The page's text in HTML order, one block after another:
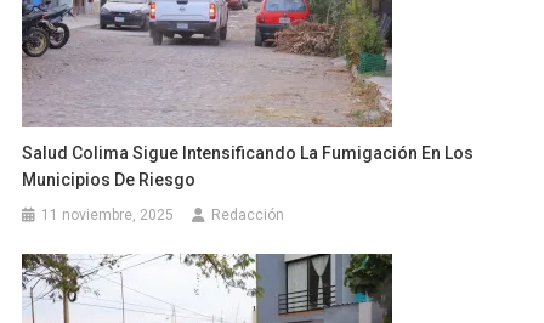
Salud Colima Sigue Intensificando La Fumigación En Los
Municipios De Riesgo
11 noviembre, 2025 Redacción